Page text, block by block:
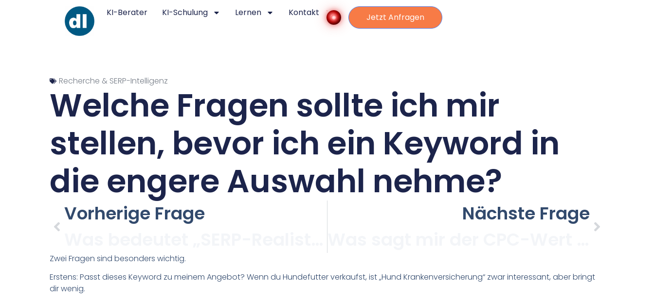
KI-Berater KI-Schulung Lernen Kontakt Jetzt Anfragen
Recherche & SERP-Intelligenz
Welche Fragen sollte ich mir
stellen, bevor ich ein Keyword in
die engere Auswahl nehme?
Vorherige Frage
Nächste Frage
Zwei Fragen sind besonders wichtig.
Erstens: Passt dieses Keyword zu meinem Angebot? Wenn du Hundefutter verkaufst, ist „Hund Krankenversicherung“ zwar interessant, aber bringt
dir wenig.